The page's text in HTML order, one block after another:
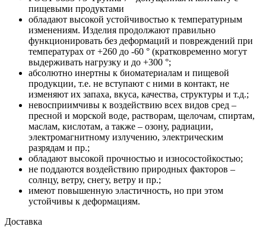
пищевыми продуктами
обладают высокой устойчивостью к температурным
изменениям. Изделия продолжают правильно
функционировать без деформаций и повреждений при
температурах от +260 до -60 ° (кратковременно могут
выдерживать нагрузку и до +300 °;
абсолютно инертны к биоматериалам и пищевой
продукции, т.е. не вступают с ними в контакт, не
изменяют их запаха, вкуса, качества, структуры и т.д.;
невосприимчивы к воздействию всех видов сред –
пресной и морской воде, растворам, щелочам, спиртам,
маслам, кислотам, а также – озону, радиации,
электромагнитному излучению, электрическим
разрядам и пр.;
обладают высокой прочностью и износостойкостью;
не поддаются воздействию природных факторов –
солнцу, ветру, снегу, ветру и пр.;
имеют повышенную эластичность, но при этом
устойчивы к деформациям.
Доставка